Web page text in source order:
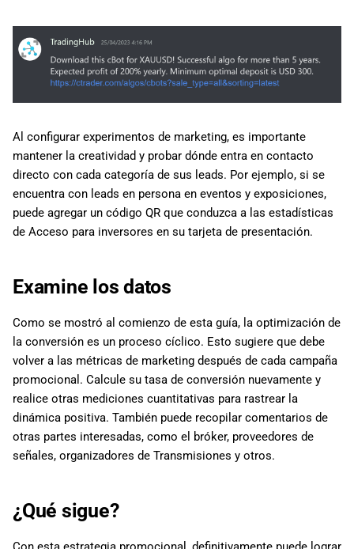
Al configurar experimentos de marketing, es importante
mantener la creatividad y probar dónde entra en contacto
directo con cada categoría de sus leads. Por ejemplo, si se
encuentra con leads en persona en eventos y exposiciones,
puede agregar un código QR que conduzca a las estadísticas
de Acceso para inversores en su tarjeta de presentación.
Examine los datos
Como se mostró al comienzo de esta guía, la optimización de
la conversión es un proceso cíclico. Esto sugiere que debe
volver a las métricas de marketing después de cada campaña
promocional. Calcule su tasa de conversión nuevamente y
realice otras mediciones cuantitativas para rastrear la
dinámica positiva. También puede recopilar comentarios de
otras partes interesadas, como el bróker, proveedores de
señales, organizadores de Transmisiones y otros.
¿Qué sigue?